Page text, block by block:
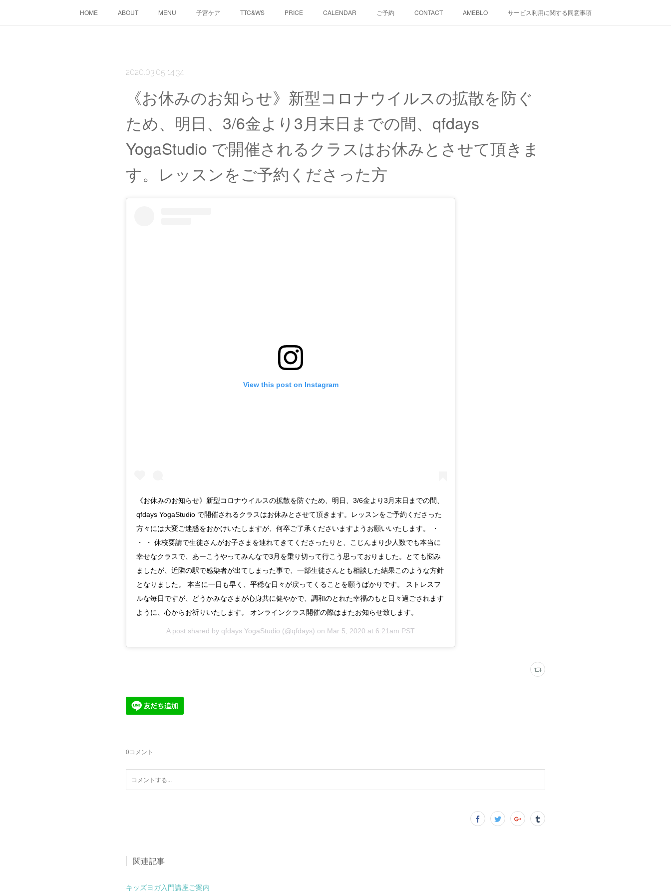
HOME ABOUT MENU 子宮ケア TTC&WS PRICE CALENDAR ご予約 CONTACT AMEBLO サービス利用に関する同意事項
2020.03.05 14:34
《お休みのお知らせ》新型コロナウイルスの拡散を防ぐ
ため、明日、3/6金より3月末日までの間、qfdays
YogaStudio で開催されるクラスはお休みとさせて頂きま
す。レッスンをご予約くださった方
View this post on Instagram
《お休みのお知らせ》新型コロナウイルスの拡散を防ぐため、明日、3/6金より3月末日までの間、
qfdays YogaStudio で開催されるクラスはお休みとさせて頂きます。レッスンをご予約くださった
方々には大変ご迷惑をおかけいたしますが、何卒ご了承くださいますようお願いいたします。 ・
・ ・ 休校要請で生徒さんがお子さまを連れてきてくださったりと、こじんまり少人数でも本当に
幸せなクラスで、あーこうやってみんなで3月を乗り切って行こう思っておりました。とても悩み
ましたが、近隣の駅で感染者が出てしまった事で、一部生徒さんとも相談した結果このような方針
となりました。 本当に一日も早く、平穏な日々が戻ってくることを願うばかりです。 ストレスフ
ルな毎日ですが、どうかみなさまが心身共に健やかで、調和のとれた幸福のもと日々過ごされます
ように、心からお祈りいたします。 オンラインクラス開催の際はまたお知らせ致します。
A post shared by qfdays YogaStudio (@qfdays) on Mar 5, 2020 at 6:21am PST
0コメント
関連記事
キッズヨガ入門講座ご案内